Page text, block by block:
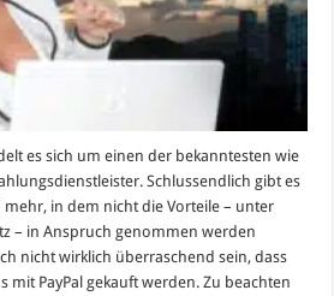
es sich um einen der bekanntesten wie
Schlussendlich gibt es
mehr, in dem nicht die Vorteile – unter
– in Anspruch genommen werden
nicht wirklich überraschend sein, dass
mit PayPal gekauft werden. Zu beachten